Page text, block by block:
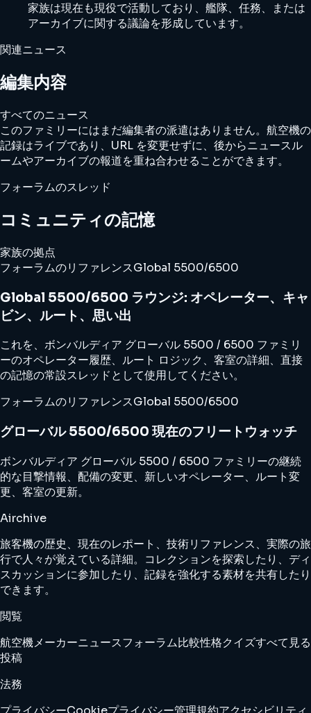
家族は現在も現役で活動しており、艦隊、任務、または
アーカイブに関する議論を形成しています。
関連ニュース
編集内容
すべてのニュース
このファミリーにはまだ編集者の派遣はありません。航空機の
記録はライブであり、URL を変更せずに、後からニュースル
ームやアーカイブの報道を重ね合わせることができます。
フォーラムのスレッド
コミュニティの記憶
家族の拠点
フォーラムのリファレンスGlobal 5500/6500
Global 5500/6500 ラウンジ: オペレーター、キャ
ビン、ルート、思い出
これを、ボンバルディア グローバル 5500 / 6500 ファミリ
ーのオペレーター履歴、ルート ロジック、客室の詳細、直接
の記憶の常設スレッドとして使用してください。
フォーラムのリファレンスGlobal 5500/6500
グローバル 5500/6500 現在のフリートウォッチ
ボンバルディア グローバル 5500 / 6500 ファミリーの継続
的な目撃情報、配備の変更、新しいオペレーター、ルート変
更、客室の更新。
Airchive
旅客機の歴史、現在のレポート、技術リファレンス、実際の旅
行で人々が覚えている詳細。コレクションを探索したり、ディ
スカッションに参加したり、記録を強化する素材を共有したり
できます。
閲覧
航空機メーカーニュースフォーラム比較性格クイズすべて見る
投稿
法務